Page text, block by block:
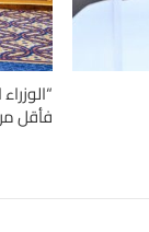
فأقل